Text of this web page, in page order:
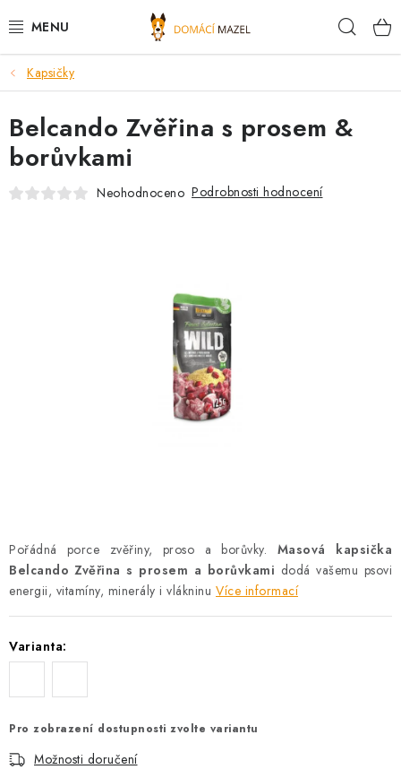
na
DOPORUČUJEME
VÝPRODEJ SKLADU
PSI
HODNOCENÍ OBCHODU
DOPRAVA PO OSTRAVĚ, HLUČÍNĚ A OKOLÍ
Kontakt
Obchodní podmínky
Věrnostní slevy
Kapsičky
Pořádná porce zvěřiny, proso a borůvky. Masová kapsička
Belcando Zvěřina s prosem a borůvkami dodá vašemu psovi
energii, vitamíny, minerály i vlákninu Více informací
Varianta:
Pro zobrazení dostupnosti zvolte variantu
Možnosti doručení
Belcando Zvěřina s prosem &
borůvkami
Neohodnoceno Podrobnosti hodnocení